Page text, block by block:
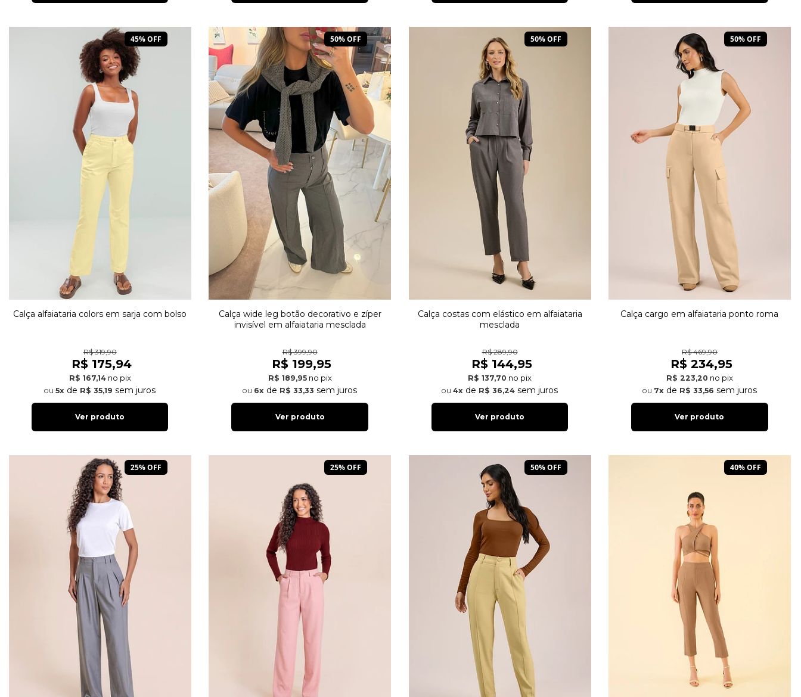
45% OFF
Calça alfaiataria colors em sarja com bolso
R$ 319,90
R$ 175,94
R$ 167,14 no pix
5x de R$ 35,19 sem juros
Ver produto
50% OFF
Calça wide leg botão decorativo e zíper
invisível em alfaiataria mesclada
R$ 399,90
R$ 199,95
R$ 189,95 no pix
6x de R$ 33,33 sem juros
Ver produto
50% OFF
Calça costas com elástico em alfaiataria
mesclada
R$ 289,90
R$ 144,95
R$ 137,70 no pix
4x de R$ 36,24 sem juros
Ver produto
50% OFF
Calça cargo em alfaiataria ponto roma
R$ 469,90
R$ 234,95
R$ 223,20 no pix
7xde R$ 33,56 sem juros
Ver produto
25% OFF 25% OFF 50% OFF 40% OFF